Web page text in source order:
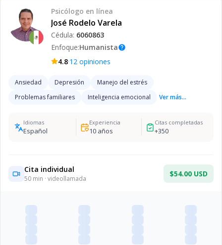
Psicólogo en línea
José Rodelo Varela
Cédula: 6060863
Enfoque:Humanistahelp
4.8·12 opiniones
Ansiedad Depresión
Manejo del estrés
Problemas familiares
Inteligencia emocional Ver más...
Idiomas
Español
Experiencia
10años
Citas completadas
+350
Cita individual
50 min · videollamada
$54.00 USD